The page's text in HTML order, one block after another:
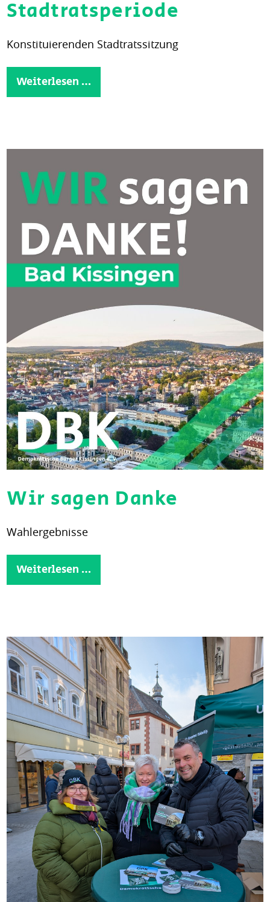
Stadtratsperiode
Konstituierenden Stadtratssitzung
Weiterlesen …
Wir sagen Danke
Wahlergebnisse
Weiterlesen …